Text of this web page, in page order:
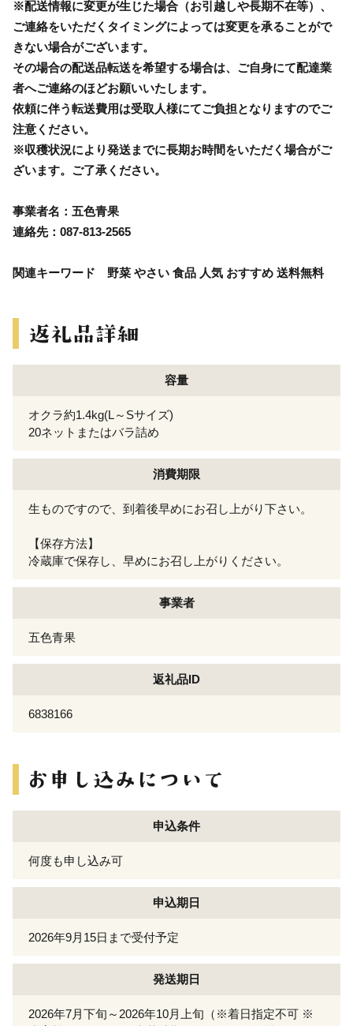
※配送情報に変更が生じた場合（お引越しや長期不在等）、
ご連絡をいただくタイミングによっては変更を承ることがで
きない場合がございます。
その場合の配送品転送を希望する場合は、ご自身にて配達業
者へご連絡のほどお願いいたします。
依頼に伴う転送費用は受取人様にてご負担となりますのでご
注意ください。
※収穫状況により発送までに長期お時間をいただく場合がご
ざいます。ご了承ください。
事業者名：五色青果
連絡先：087-813-2565
関連キーワード 野菜 やさい 食品 人気 おすすめ 送料無料
容量
オクラ約1.4kg(L～Sサイズ)
20ネットまたはバラ詰め
消費期限
生ものですので、到着後早めにお召し上がり下さい。
【保存方法】
冷蔵庫で保存し、早めにお召し上がりください。
事業者
五色青果
返礼品ID
6838166
申込条件
何度も申し込み可
申込期日
2026年9月15日まで受付予定
発送期日
2026年7月下旬～2026年10月上旬（※着日指定不可 ※